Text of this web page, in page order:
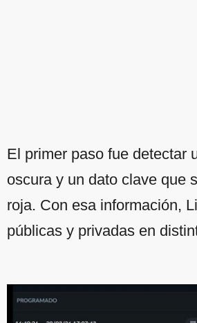
El primer paso fue detectar
oscura y un dato clave que
roja. Con esa información,
públicas y privadas en